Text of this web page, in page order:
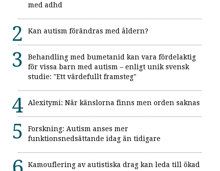
med adhd
Kan autism förändras med åldern?
Behandling med bumetanid kan vara fördelaktig
för vissa barn med autism – enligt unik svensk
studie: "Ett värdefullt framsteg"
Alexitymi: När känslorna finns men orden saknas
Forskning: Autism anses mer
funktionsnedsättande idag än tidigare
Kamouflering av autistiska drag kan leda till ökad